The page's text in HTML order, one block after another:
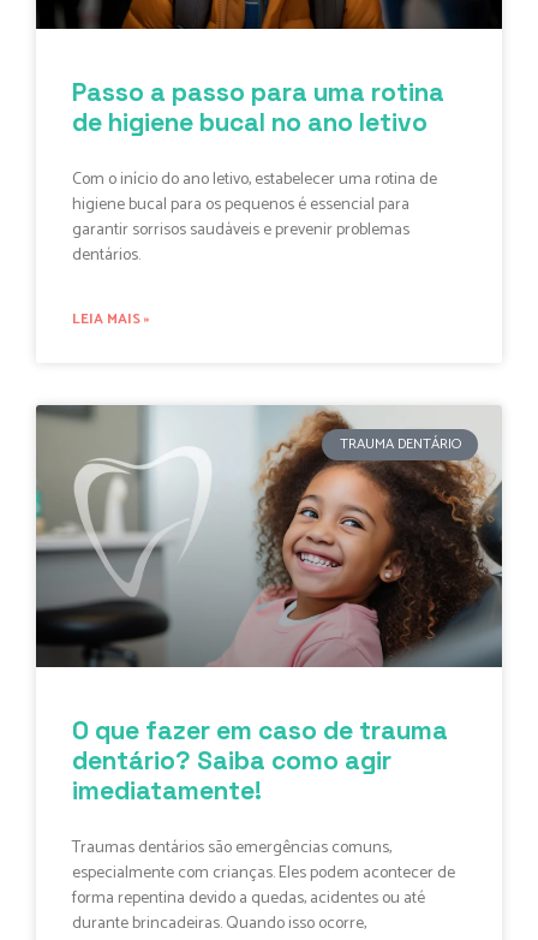
Passo a passo para uma rotina
de higiene bucal no ano letivo
Com o início do ano letivo, estabelecer uma rotina de
higiene bucal para os pequenos é essencial para
garantir sorrisos saudáveis e prevenir problemas
dentários.
LEIA MAIS »
TRAUMA DENTÁRIO
O que fazer em caso de trauma
dentário? Saiba como agir
imediatamente!
Traumas dentários são emergências comuns,
especialmente com crianças. Eles podem acontecer de
forma repentina devido a quedas, acidentes ou até
durante brincadeiras. Quando isso ocorre,